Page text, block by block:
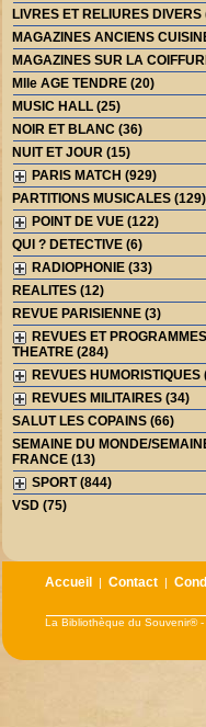
LIVRES ET RELIURES DIVERS
MAGAZINES ANCIENS
MAGAZINES SUR LA
Mlle AGE TENDRE (20)
MUSIC HALL (25)
NOIR ET BLANC (36)
NUIT ET JOUR (15)
PARIS MATCH (929)
PARTITIONS MUSICALES (129)
POINT DE VUE (122)
QUI ? DETECTIVE (6)
RADIOPHONIE (33)
REALITES (12)
REVUE PARISIENNE (3)
REVUES ET
THEATRE (284)
REVUES HUMORISTIQUES
REVUES MILITAIRES (34)
SALUT LES COPAINS (66)
SEMAINE DU MONDE/
FRANCE (13)
SPORT (844)
VSD (75)
Accueil |Contact |
La Bibliothèque du Souvenir®